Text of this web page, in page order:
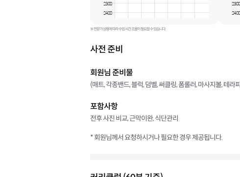
23:00
24:00
23:00
24:00
※ 전문가 상황에 따라 수업 시간 조율이 필요할 수 있습니다.
사전 준비
회원님 준비물
(매트, 각종밴드, 블럭, 덤벨, 써클링, 폼롤러, 마사지볼, 테
포함사항
전후 사진 비교, 근막이완, 식단관리
* 회원님께서 요청하시거나 필요한 경우 제공됩니다.